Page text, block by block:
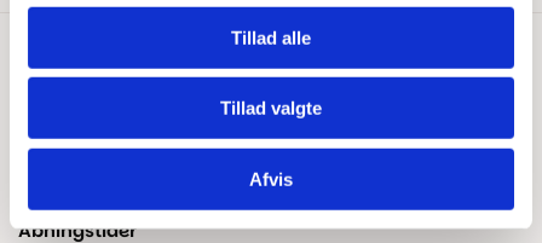
Tillad alle
Tillad valgte
Afvis
Kontakt os
info@floorshop.dk
Åbningstider